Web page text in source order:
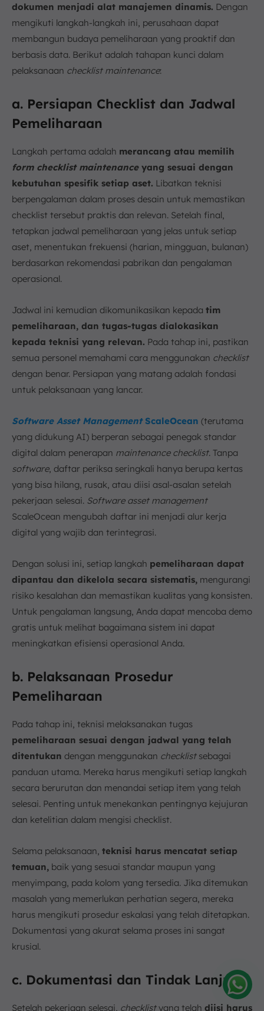
dokumen menjadi alat manajemen dinamis. Dengan
mengikuti langkah-langkah ini, perusahaan dapat
membangun budaya pemeliharaan yang proaktif dan
berbasis data. Berikut adalah tahapan kunci dalam
pelaksanaan checklist maintenance:
a. Persiapan Checklist dan Jadwal
Pemeliharaan
Langkah pertama adalah merancang atau memilih
form checklist maintenanceyang sesuai dengan
kebutuhan spesifik setiap aset. Libatkan teknisi
berpengalaman dalam proses desain untuk memastikan
checklist tersebut praktis dan relevan. Setelah final,
tetapkan jadwal pemeliharaan yang jelas untuk setiap
aset, menentukan frekuensi (harian, mingguan, bulanan)
berdasarkan rekomendasi pabrikan dan pengalaman
operasional.
Jadwal ini kemudian dikomunikasikan kepada tim
pemeliharaan, dan tugas-tugas dialokasikan
kepada teknisi yang relevan. Pada tahap ini, pastikan
semua personel memahami cara menggunakan checklist
dengan benar. Persiapan yang matang adalah fondasi
untuk pelaksanaan yang lancar.
Software Asset ManagementScaleOcean (terutama
yang didukung AI) berperan sebagai penegak standar
digital dalam penerapan maintenance checklist. Tanpa
software, daftar periksa seringkali hanya berupa kertas
yang bisa hilang, rusak, atau diisi asal-asalan setelah
pekerjaan selesai. Software asset management
ScaleOcean mengubah daftar ini menjadi alur kerja
digital yang wajib dan terintegrasi.
Dengan solusi ini, setiap langkah pemeliharaan dapat
dipantau dan dikelola secara sistematis, mengurangi
risiko kesalahan dan memastikan kualitas yang konsisten.
Untuk pengalaman langsung, Anda dapat mencoba demo
gratis untuk melihat bagaimana sistem ini dapat
meningkatkan efisiensi operasional Anda.
b. Pelaksanaan Prosedur
Pemeliharaan
Pada tahap ini, teknisi melaksanakan tugas
pemeliharaan sesuai dengan jadwal yang telah
ditentukan dengan menggunakan checklistsebagai
panduan utama. Mereka harus mengikuti setiap langkah
secara berurutan dan menandai setiap item yang telah
selesai. Penting untuk menekankan pentingnya kejujuran
dan ketelitian dalam mengisi checklist.
Selama pelaksanaan, teknisi harus mencatat setiap
temuan, baik yang sesuai standar maupun yang
menyimpang, pada kolom yang tersedia. Jika ditemukan
masalah yang memerlukan perhatian segera, mereka
harus mengikuti prosedur eskalasi yang telah ditetapkan.
Dokumentasi yang akurat selama proses ini sangat
krusial.
c. Dokumentasi dan Tindak Lanjut
Setelah pekerjaan selesai, checklistyang telah diisi harus
Amelia